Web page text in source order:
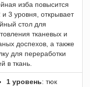
изба повысится
и 3 уровня, открывает
стол для
тканевых и
доспехов, а также
для переработки
в ткань.
1 уровень: тюк